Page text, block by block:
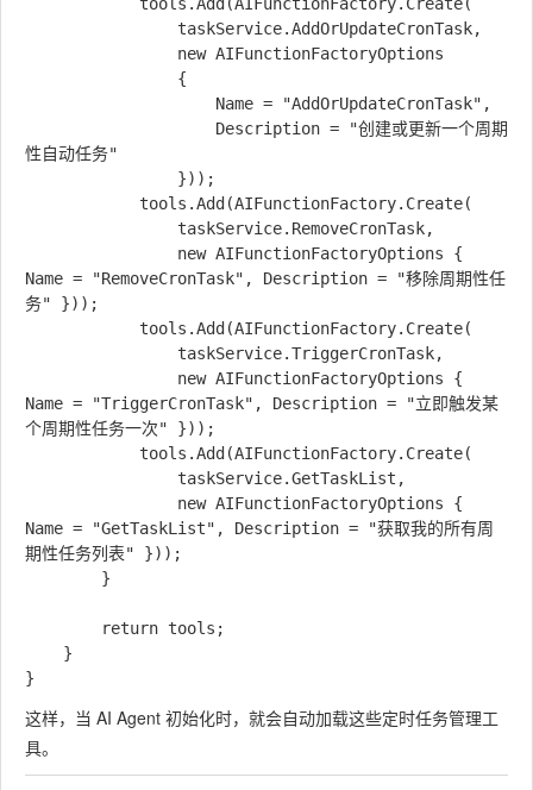
性自动任务"
Name = "RemoveCronTask", Description = "移除周期性任
务" }));
Name = "TriggerCronTask", Description = "立即触发某
个周期性任务一次" }));
Name = "GetTaskList", Description = "获取我的所有周
期性任务列表" }));
这样，当 AI Agent 初始化时，就会自动加载这些定时任务管理工
具。